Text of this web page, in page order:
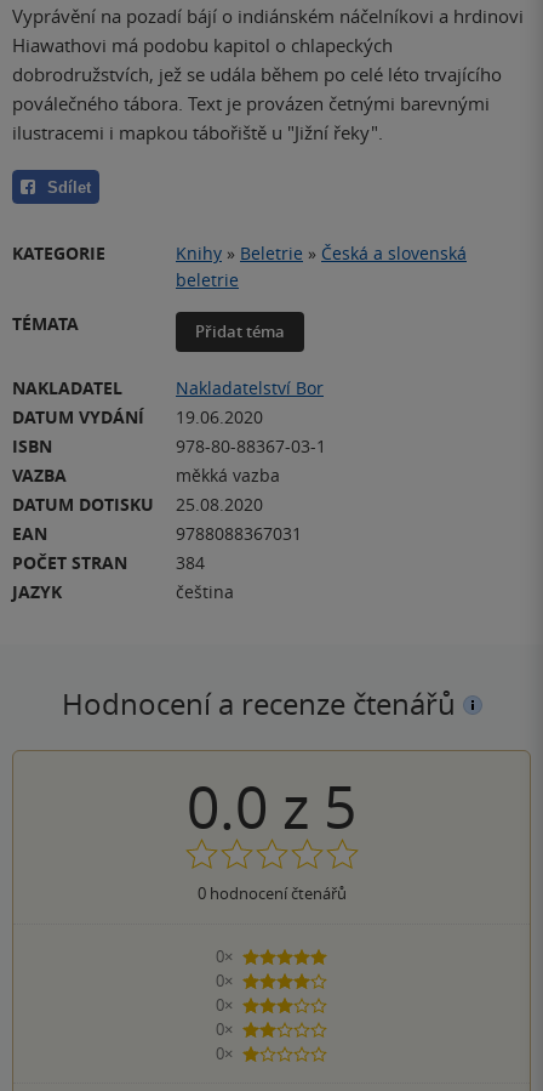
Vyprávění na pozadí bájí o indiánském náčelníkovi a hrdinovi
Hiawathovi má podobu kapitol o chlapeckých
dobrodružstvích, jež se udála během po celé léto trvajícího
poválečného tábora. Text je provázen četnými barevnými
ilustracemi i mapkou tábořiště u "Jižní řeky".
Sdílet
KATEGORIE Knihy » Beletrie » Česká a slovenská
beletrie
TÉMATA
Přidat téma
NAKLADATEL
Nakladatelství Bor
DATUM VYDÁNÍ
19.06.2020
ISBN
978-80-88367-03-1
VAZBA
měkká vazba
DATUM DOTISKU
25.08.2020
EAN
9788088367031
POČET STRAN
384
JAZYK
čeština
Hodnocení a recenze čtenářů
0.0 z 5
0hodnocení čtenářů
0×
5 hvězdiček
0×
4 hvězdičky
0×
3 hvězdičky
0×
2 hvězdičky
0×
1 hvezdička